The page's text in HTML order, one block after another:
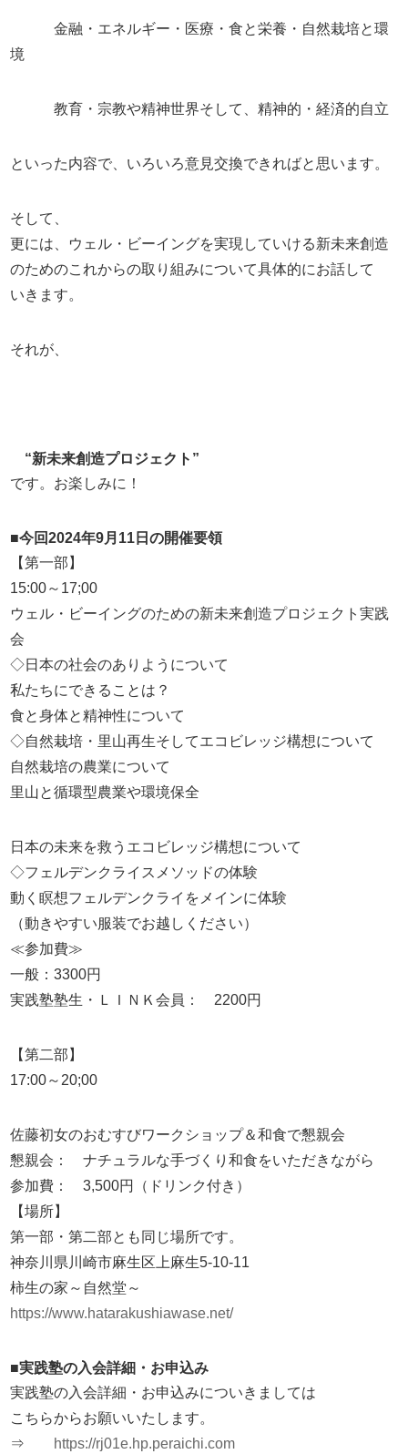
金融・エネルギー・医療・食と栄養・自然栽培と環
境
教育・宗教や精神世界そして、精神的・経済的自立
といった内容で、いろいろ意見交換できればと思います。
そして、
更には、ウェル・ビーイングを実現していける新未来創造
のためのこれからの取り組みについて具体的にお話して
いきます。
それが、
“新未来創造プロジェクト”
です。お楽しみに！
■今回2024年9月11日の開催要領
【第一部】
15:00～17;00
ウェル・ビーイングのための新未来創造プロジェクト実践
会
◇日本の社会のありようについて
私たちにできることは？
食と身体と精神性について
◇自然栽培・里山再生そしてエコビレッジ構想について
自然栽培の農業について
里山と循環型農業や環境保全
日本の未来を救うエコビレッジ構想について
◇フェルデンクライスメソッドの体験
動く瞑想フェルデンクライをメインに体験
（動きやすい服装でお越しください）
≪参加費≫
一般：3300円
実践塾塾生・ＬＩＮＫ会員： 2200円
【第二部】
17:00～20;00
佐藤初女のおむすびワークショップ＆和食で懇親会
懇親会： ナチュラルな手づくり和食をいただきながら
参加費： 3,500円（ドリンク付き）
【場所】
第一部・第二部とも同じ場所です。
神奈川県川崎市麻生区上麻生5-10-11
柿生の家～自然堂～
https://www.hatarakushiawase.net/
■実践塾の入会詳細・お申込み
実践塾の入会詳細・お申込みについきましては
こちらからお願いいたします。
⇒
https://rj01e.hp.peraichi.com